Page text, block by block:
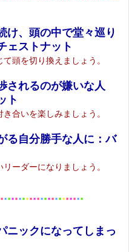
け、頭の中で堂々巡り
ェストナット
頭を切り換えましょう。
されるのが嫌いな人
ト
合いを楽しみましょう。
る自分勝手な人に：バ
ーダーになりましょう。
ニックになってしまっ